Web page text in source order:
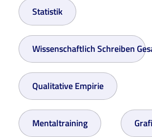
Statistik
Wissenschaftlich Schreiben
Qualitative Empirie
Mentaltraining